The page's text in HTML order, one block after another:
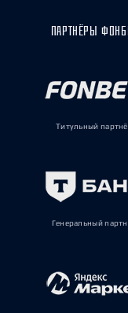
ПАРТНЁРЫ
Титульный
Генеральный